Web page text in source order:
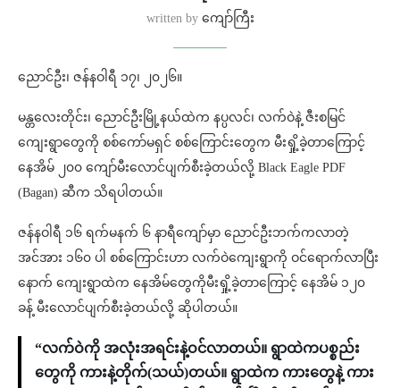
written by ကျော်ကြီး
ညောင်ဦး၊ ဇန်နဝါရီ ၁၇၊ ၂၀၂၆။
မန္တလေးတိုင်း၊ ညောင်ဦးမြို့နယ်ထဲက နပ္ပလင်၊ လက်ဝဲနဲ့ ဇီးစမြင်
ကျေးရွာတွေကို စစ်ကော်မရှင် စစ်ကြောင်းတွေက မီးရှို့ခဲ့တာကြောင့်
နေအိမ် ၂၀၀ ကျော်မီးလောင်ပျက်စီးခဲ့တယ်လို့ Black Eagle PDF
(Bagan) ဆီက သိရပါတယ်။
ဇန်နဝါရီ ၁၆ ရက်မနက် ၆ နာရီကျော်မှာ ညောင်ဦးဘက်ကလာတဲ့
အင်အား ၁၆၀ ပါ စစ်ကြောင်းဟာ လက်ဝဲကျေးရွာကို ဝင်ရောက်လာပြီး
နောက် ကျေးရွာထဲက နေအိမ်တွေကိုမီးရှို့ခဲ့တာကြောင့် နေအိမ် ၁၂၀
ခန့် မီးလောင်ပျက်စီးခဲ့တယ်လို့ ဆိုပါတယ်။
“လက်ဝဲကို အလုံးအရင်းနဲ့ဝင်လာတယ်။ ရွာထဲကပစ္စည်း
တွေကို ကားနဲ့တိုက်(သယ်)တယ်။ ရွာထဲက ကားတွေနဲ့ ကား